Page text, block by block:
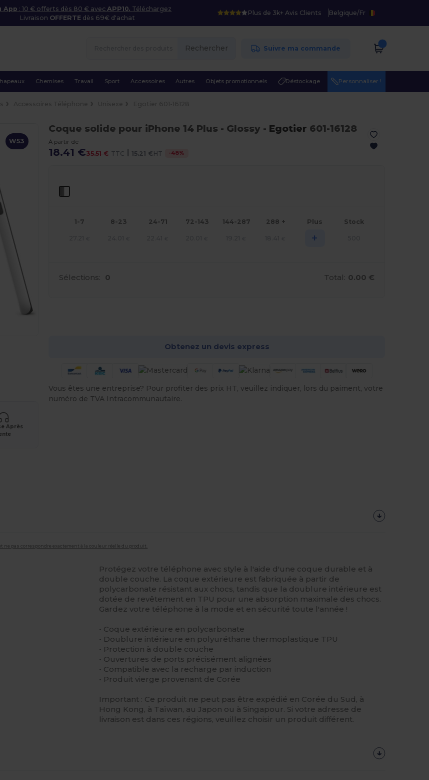
App : 10 € offerts dès 80 € avecAPP10. Téléchargez
Livraison OFFERTE dès 69€ d'achat
Plus de 3k+ Avis Clients Belgique/Fr
Rechercher Suivre ma commande
Chemises Travail Sport Accessoires Autres Objets promotionnels Déstockage Personnaliser !
W53
Après
Coque solide pour iPhone 14 Plus - Glossy- Egotier 601-16128
À partir de
18.41 €35.51 € TTC | 15.21 €HT -48%
1-7 8-23 24-71 72-143 144-287 288 + Plus Stock
+
Sélections: 0 Total: 0.00 €
Obtenez un devis express
Vous êtes une entreprise? Pour profiter des prix HT, veuillez indiquer, lors du paiment, votre
numéro de TVA Intracommunautaire.
pas correspondre exactement à la couleur réelle du produit.
Protégez votre téléphone avec style à l'aide d'une coque durable et à
double couche. La coque extérieure est fabriquée à partir de
polycarbonate résistant aux chocs, tandis que la doublure intérieure est
dotée de revêtement en TPU pour une absorption maximale des chocs.
Gardez votre téléphone à la mode et en sécurité toute l'année !
• Coque extérieure en polycarbonate
• Doublure intérieure en polyuréthane thermoplastique TPU
• Protection à double couche
• Ouvertures de ports précisément alignées
• Compatible avec la recharge par induction
• Produit vierge provenant de Corée
Important : Ce produit ne peut pas être expédié en Corée du Sud, à
Hong Kong, à Taïwan, au Japon ou à Singapour. Si votre adresse de
livraison est dans ces régions, veuillez choisir un produit différent.